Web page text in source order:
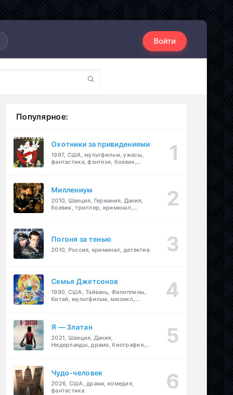
Войти
Популярное:
Охотники за привидениями
1997, США, мультфильм, ужасы,
фантастика, фэнтези, боевик,
Миллениум
2010, Швеция, Германия, Дания,
боевик, триллер, криминал,
Погоня за тенью
2010, Россия, криминал, детектив
Семья Джетсонов
1990, США, Тайвань, Филиппины,
Китай, мультфильм, мюзикл,
Я — Златан
2021, Швеция, Дания,
Нидерланды, драма, биография,
Чудо-человек
2026, США, драма, комедия,
фантастика